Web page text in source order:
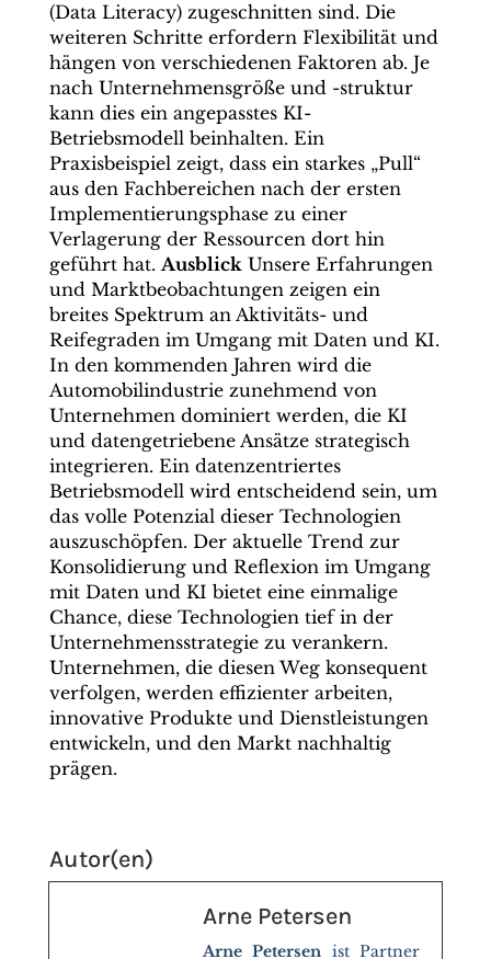
(Data Literacy) zugeschnitten sind. Die
weiteren Schritte erfordern Flexibilität und
hängen von verschiedenen Faktoren ab. Je
nach Unternehmensgröße und -struktur
kann dies ein angepasstes KI-
Betriebsmodell beinhalten. Ein
Praxisbeispiel zeigt, dass ein starkes „Pull“
aus den Fachbereichen nach der ersten
Implementierungsphase zu einer
Verlagerung der Ressourcen dort hin
geführt hat.AusblickUnsere Erfahrungen
und Marktbeobachtungen zeigen ein
breites Spektrum an Aktivitäts- und
Reifegraden im Umgang mit Daten und KI.
In den kommenden Jahren wird die
Automobilindustrie zunehmend von
Unternehmen dominiert werden, die KI
und datengetriebene Ansätze strategisch
integrieren. Ein datenzentriertes
Betriebsmodell wird entscheidend sein, um
das volle Potenzial dieser Technologien
auszuschöpfen. Der aktuelle Trend zur
Konsolidierung und Reflexion im Umgang
mit Daten und KI bietet eine einmalige
Chance, diese Technologien tief in der
Unternehmensstrategie zu verankern.
Unternehmen, die diesen Weg konsequent
verfolgen, werden effizienter arbeiten,
innovative Produkte und Dienstleistungen
entwickeln, und den Markt nachhaltig
prägen.
Autor(en)
Arne Petersen
Arne Petersen ist Partner